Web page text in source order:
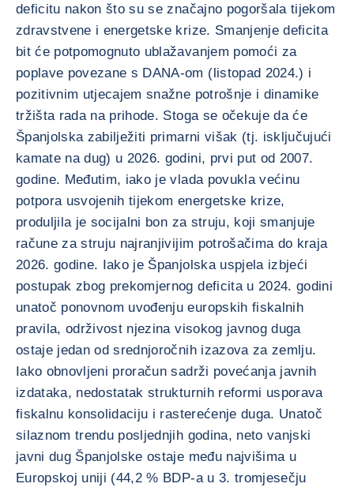
deficitu nakon što su se značajno pogoršala tijekom
zdravstvene i energetske krize. Smanjenje deficita
bit će potpomognuto ublažavanjem pomoći za
poplave povezane s DANA-om (listopad 2024.) i
pozitivnim utjecajem snažne potrošnje i dinamike
tržišta rada na prihode. Stoga se očekuje da će
Španjolska zabilježiti primarni višak (tj. isključujući
kamate na dug) u 2026. godini, prvi put od 2007.
godine. Međutim, iako je vlada povukla većinu
potpora usvojenih tijekom energetske krize,
produljila je socijalni bon za struju, koji smanjuje
račune za struju najranjivijim potrošačima do kraja
2026. godine. Iako je Španjolska uspjela izbjeći
postupak zbog prekomjernog deficita u 2024. godini
unatoč ponovnom uvođenju europskih fiskalnih
pravila, održivost njezina visokog javnog duga
ostaje jedan od srednjoročnih izazova za zemlju.
Iako obnovljeni proračun sadrži povećanja javnih
izdataka, nedostatak strukturnih reformi usporava
fiskalnu konsolidaciju i rasterećenje duga. Unatoč
silaznom trendu posljednjih godina, neto vanjski
javni dug Španjolske ostaje među najvišima u
Europskoj uniji (44,2 % BDP-a u 3. tromjesečju